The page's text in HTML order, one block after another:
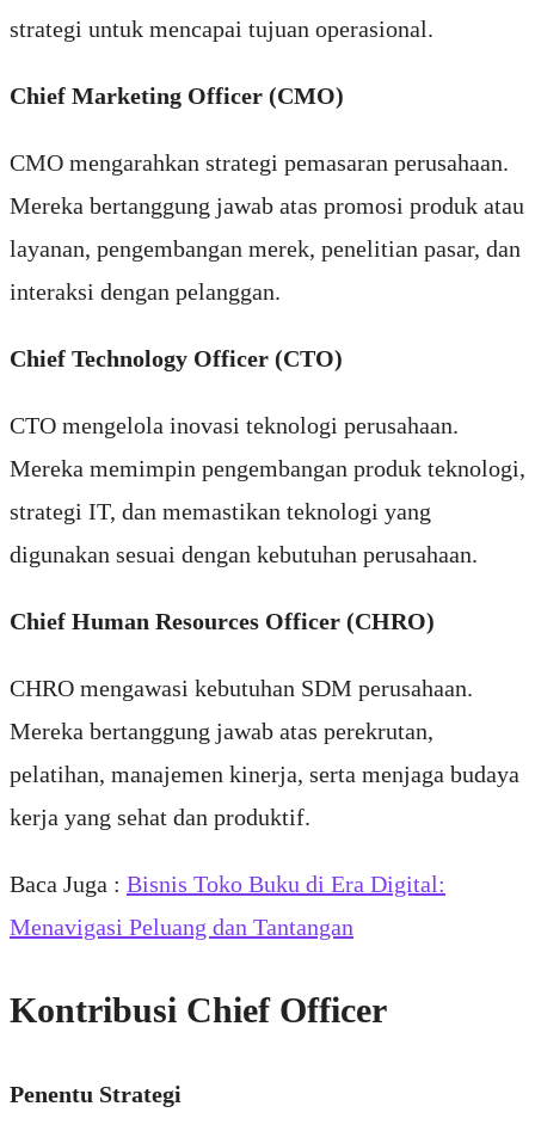
strategi untuk mencapai tujuan operasional.
Chief Marketing Officer (CMO)
CMO mengarahkan strategi pemasaran perusahaan.
Mereka bertanggung jawab atas promosi produk atau
layanan, pengembangan merek, penelitian pasar, dan
interaksi dengan pelanggan.
Chief Technology Officer (CTO)
CTO mengelola inovasi teknologi perusahaan.
Mereka memimpin pengembangan produk teknologi,
strategi IT, dan memastikan teknologi yang
digunakan sesuai dengan kebutuhan perusahaan.
Chief Human Resources Officer (CHRO)
CHRO mengawasi kebutuhan SDM perusahaan.
Mereka bertanggung jawab atas perekrutan,
pelatihan, manajemen kinerja, serta menjaga budaya
kerja yang sehat dan produktif.
Baca Juga : Bisnis Toko Buku di Era Digital:
Menavigasi Peluang dan Tantangan
Kontribusi Chief Officer
Penentu Strategi